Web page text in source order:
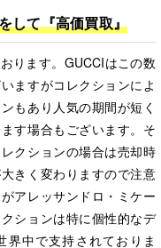
して『高価買取』
ります。GUCCIはこの数
ますがコレクションによ
もあり人気の期間が短く
す場合もございます。そ
クションの場合は売却時
きく変わりますので注意
アレッサンドロ・ミケー
ションは特に個性的なデ
界中で支持されておりま